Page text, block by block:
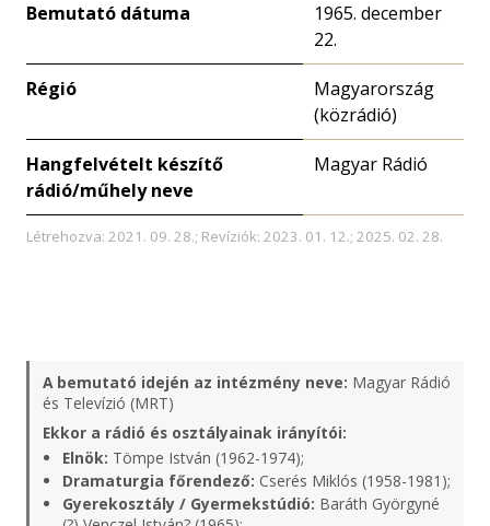
Bemutató dátuma
1965. december
22.
Régió
Magyarország
(közrádió)
Hangfelvételt készítő
rádió/műhely neve
Magyar Rádió
Létrehozva: 2021. 09. 28.; Revíziók: 2023. 01. 12.; 2025. 02. 28.
A bemutató idején az intézmény neve: Magyar Rádió
és Televízió (MRT)
Ekkor a rádió és osztályainak irányítói:
Elnök: Tömpe István (1962-1974);
Dramaturgia főrendező: Cserés Miklós (1958-1981);
Gyerekosztály / Gyermekstúdió: Baráth Györgyné